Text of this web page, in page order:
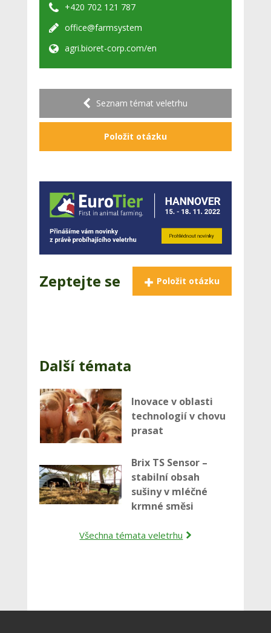
+420 702 121 787
office@farmsystem
agri.bioret-corp.com/en
Seznam témat veletrhu
Položit otázku
Zeptejte se Položit otázku
Další témata
Inovace v oblasti
technologií v chovu
prasat
Brix TS Sensor –
stabilní obsah
sušiny v mléčné
krmné směsi
Všechna témata veletrhu